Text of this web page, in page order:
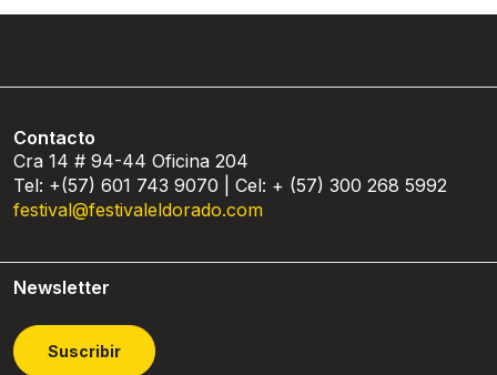
Contacto
Cra 14 # 94-44 Oficina 204
Tel: +(57) 601 743 9070 | Cel: + (57) 300 268 5992
festival@festivaleldorado.com
Newsletter
Suscribir